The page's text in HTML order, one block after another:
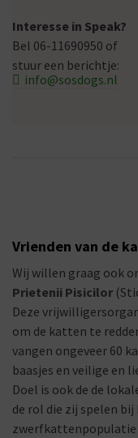
Interesse in Speak?
Bel 06-11690950 of
stuur een berichtje:
info@sosdogs.nl
Vrienden van de
Wij willen graag ook
Prietenii Pisicilor
Deze
om de katten te
vangen ongeveer 60
baasjes en veilige en
Doel is ook de de
de rol die zij spelen
zwerfkattenpopulatie